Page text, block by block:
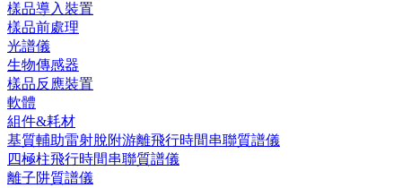
樣品導入裝置
樣品前處理
光譜儀
生物傳感器
樣品反應裝置
軟體
組件&耗材
基質輔助雷射脫附游離飛行時間串聯質譜儀
四極柱飛行時間串聯質譜儀
離子阱質譜儀